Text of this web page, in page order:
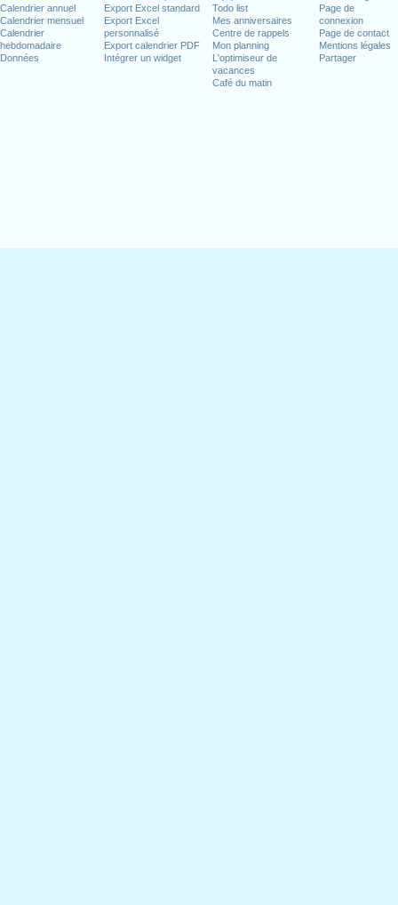
Calendrier annuel
Calendrier mensuel
Calendrier
hebdomadaire
Données
Export Excel standard
Export Excel
personnalisé
Export calendrier PDF
Intégrer un widget
Todo list
Mes anniversaires
Centre de rappels
Mon planning
L'optimiseur de
vacances
Café du matin
Page de
connexion
Page de contact
Mentions légales
Partager